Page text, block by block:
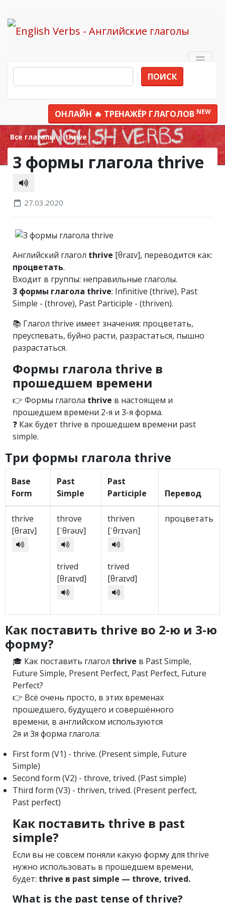
ПОИСК
ОНЛАЙН 🔥 ТРЕНАЖЁР ГЛАГОЛОВ NEW
Все глаголы thrive
3 формы глагола thrive
27.03.2020
Английский глагол thrive [θraɪv], переводится как:
процветать.
Входит в группы: неправильные глаголы.
3 формы глагола thrive: Infinitive (thrive), Past
Simple - (throve), Past Participle - (thriven).
📚 Глагол thrive имеет значения: процветать,
преуспевать, буйно расти, разрастаться, пышно
разрастаться.
Формы глагола thrive в
прошедшем времени
👉 Формы глагола thrive в настоящем и
прошедшем времени 2-я и 3-я форма.
❓ Как будет thrive в прошедшем времени past
simple.
Три формы глагола thrive
Base
Form
Past
Simple
Past
Participle
Перевод
thrive
[θraɪv]
throve
[ˈθrəʊv]
trived
[θraɪvd]
thriven
[ˈθrɪvən]
trived
[θraɪvd]
процветать
Как поставить thrive во 2-ю и 3-ю
форму?
🎓 Как поставить глагол thrive в Past Simple,
Future Simple, Present Perfect, Past Perfect, Future
Perfect?
👉 Всё очень просто, в этих временах
прошедшего, будущего и совершённого
времени, в английском используются
2я и 3я форма глагола:
First form (V1) - thrive. (Present simple, Future
Simple)
Second form (V2) - throve, trived. (Past simple)
Third form (V3) - thriven, trived. (Present perfect,
Past perfect)
Как поставить thrive в past
simple?
Если вы не совсем поняли какую форму для thrive
нужно использовать в прошедшем времени,
будет: thrive в past simple — throve, trived.
What is the past tense of thrive?